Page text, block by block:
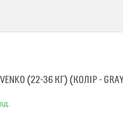
(22-36 КГ) (КОЛІР -